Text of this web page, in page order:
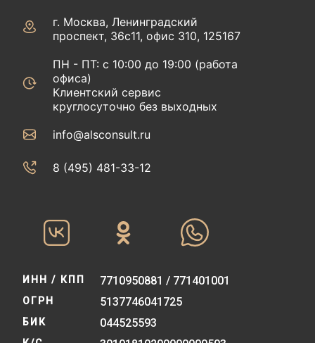
г. Москва, Ленинградский
проспект, 36с11, офис 310, 125167
ПН - ПТ: с 10:00 до 19:00 (работа
офиса)
Клиентский сервис
круглосуточно без выходных
info@alsconsult.ru
8 (495) 481-33-12‬‬
ИНН / КПП 7710950881 / 771401001
ОГРН 5137746041725
БИК 044525593